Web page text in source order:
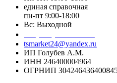
единая справочная
пн-пт 9:00-18:00
Вс: Выходной
tsmarket24@yandex.ru
ИП Голубев А.М.
ИНН 246400004964
ОГРНИП